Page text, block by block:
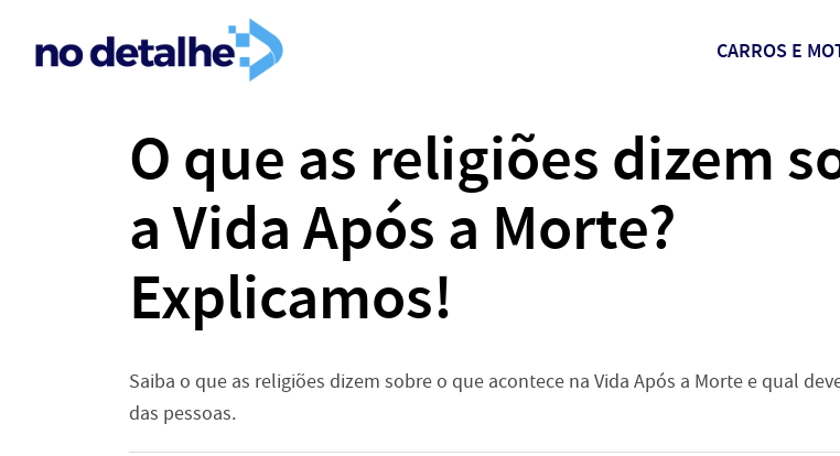
CARROS E
O que as religiões dizem
a Vida Após a Morte?
Explicamos!
Saiba o que as religiões dizem sobre o que acontece na Vida Após a Morte e qual
das pessoas.